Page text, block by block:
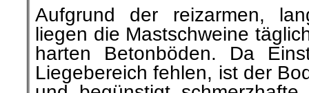
Aufgrund der reizarmen,
liegen die Mastschweine
harten Betonböden. Da
Liegebereich fehlen, ist der